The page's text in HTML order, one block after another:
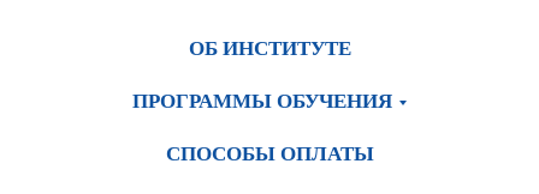
ОБ ИНСТИТУТЕ
ПРОГРАММЫ ОБУЧЕНИЯ
СПОСОБЫ ОПЛАТЫ